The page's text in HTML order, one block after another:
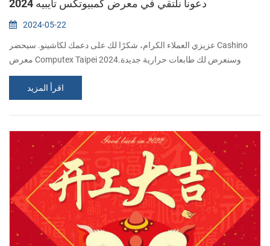
2024-05-22
عزيزي العملاء الكرام، شكرًا لك على دعمك لكاشينو. سيحضر Cashino
معرض Computex Taipei 2024.وسنعرض لك طابعات حرارية جديدة
وشائعة في الحدث. نحن ندعوك بصدق لزيارة جناحنا. إضافة: مركز معارض
اقرأ المزيد